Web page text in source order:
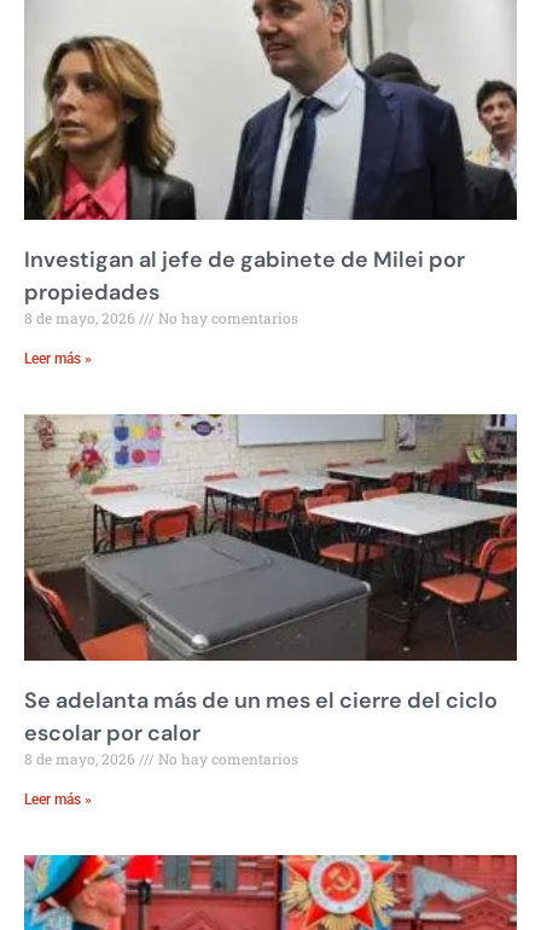
Investigan al jefe de gabinete de Milei por
propiedades
8 de mayo, 2026 No hay comentarios
Leer más »
Se adelanta más de un mes el cierre del ciclo
escolar por calor
8 de mayo, 2026 No hay comentarios
Leer más »